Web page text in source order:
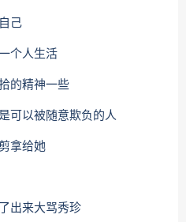
己
个人生活
的精神一些
可以被随意欺负的人
拿给她
出来大骂秀珍